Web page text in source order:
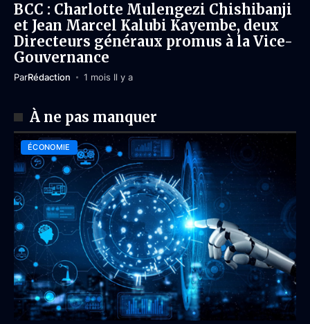
BCC : Charlotte Mulengezi Chishibanji
et Jean Marcel Kalubi Kayembe, deux
Directeurs généraux promus à la Vice-
Gouvernance
ParRédaction 1 mois Il y a
À ne pas manquer
ÉCONOMIE